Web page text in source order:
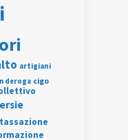
artigiani
deroga cigo